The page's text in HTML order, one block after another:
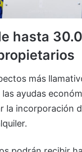
hasta
más
ayudas
la incorporación